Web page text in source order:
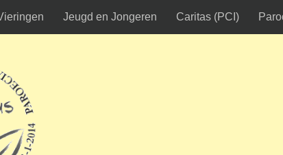
Jeugd en Jongeren Caritas (PCI)